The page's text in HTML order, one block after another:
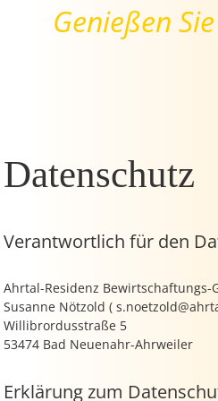
Genießen
Datenschutz
Verantwortlich für den
Ahrtal-Residenz Bewirtschaftungs-
Susanne Nötzold (
Willibrordusstraße 5
53474 Bad Neuenahr-Ahrweiler
Erklärung zum